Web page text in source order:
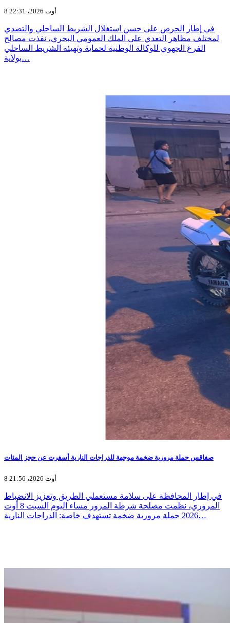
8 أوت 2026، 22:31
في إطار الحرص على حسن استغلال الشريط الساحلي والتصدي
لمختلف مظاهر التعدي على الملك العمومي البحري، نفذت مصالح
الفرع الجهوي للوكالة الوطنية لحماية وتهيئة الشريط الساحلي
بولاية…
صفاقس حملة مرورية ضخمة موجهة للدراجات النارية أسفرت عن حجز المئات
8 أوت 2026، 21:56
في إطار المحافظة على سلامة مستعملي الطريق وتعزيز الانضباط
المروري، نظمت مصلحة شرطة المرور مساء اليوم السبت 8 أوت
2026 حملة مرورية ضخمة تستهدف خاصة: الدراجات النارية…